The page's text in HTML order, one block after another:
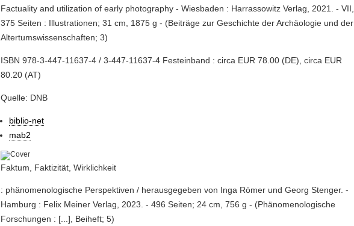
Factuality and utilization of early photography - Wiesbaden : Harrassowitz Verlag, 2021. - VII,
375 Seiten : Illustrationen; 31 cm, 1875 g - (Beiträge zur Geschichte der Archäologie und der
Altertumswissenschaften; 3)
ISBN 978-3-447-11637-4 / 3-447-11637-4 Festeinband : circa EUR 78.00 (DE), circa EUR
80.20 (AT)
Quelle: DNB
biblio-net
mab2
Faktum, Faktizität, Wirklichkeit
: phänomenologische Perspektiven / herausgegeben von Inga Römer und Georg Stenger. -
Hamburg : Felix Meiner Verlag, 2023. - 496 Seiten; 24 cm, 756 g - (Phänomenologische
Forschungen : [...], Beiheft; 5)